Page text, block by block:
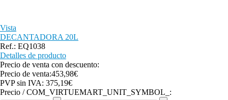
Vista
DECANTADORA 20L
Ref.: EQ1038
Detalles de producto
Precio de venta con descuento:
Precio de venta:453,98€
PVP sin IVA: 375,19€
Precio / COM_VIRTUEMART_UNIT_SYMBOL_: